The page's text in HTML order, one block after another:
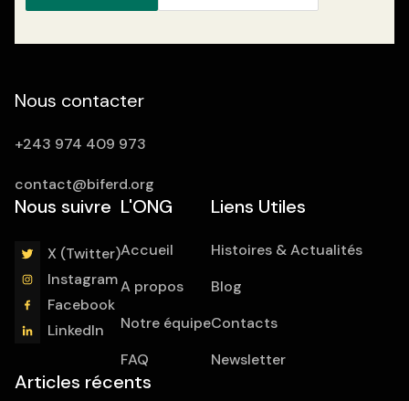
Nous contacter
+243 974 409 973
contact@biferd.org
Nous suivre
X (Twitter)
Instagram
Facebook
LinkedIn
L'ONG
Accueil
A propos
Notre équipe
FAQ
Liens Utiles
Histoires & Actualités
Blog
Contacts
Newsletter
Articles récents